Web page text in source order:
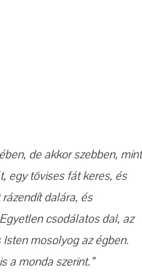
de akkor szebben, mint
egy tövises fát keres, és
dalára, és
csodálatos dal, az
mosolyog az égben.
a monda szerint.”